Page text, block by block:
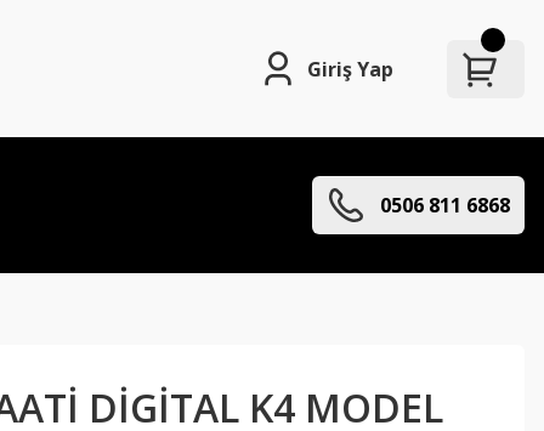
Giriş Yap
0506 811 6868
DİGİTAL K4 MODEL